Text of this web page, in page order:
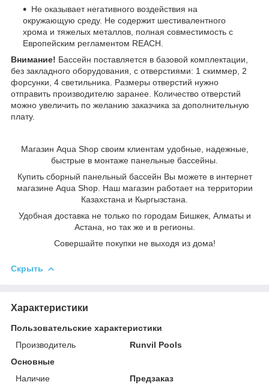
Не оказывает негативного воздействия на
окружающую среду. Не содержит шестивалентного
хрома и тяжелых металлов, полная совместимость с
Европейским регламентом REACH.
Внимание! Бассейн поставляется в базовой комплектации,
без закладного оборудования, с отверстиями: 1 скиммер, 2
форсунки, 4 светильника. Размеры отверстий нужно
отправить производителю заранее. Количество отверстий
можно увеличить по желанию заказчика за дополнительную
плату.
Магазин Aqua Shop своим клиентам удобные, надежные,
быстрые в монтаже панельные бассейны.
Купить сборный панельный бассейн Вы можете в интернет
магазине Aqua Shop. Наш магазин работает на территории
Казахстана и Кыргызстана.
Удобная доставка не только по городам Бишкек, Алматы и
Астана, но так же и в регионы.
Совершайте покупки не выходя из дома!
Скрыть
Характеристики
Пользовательские характеристики
Производитель
Runvil Pools
Основные
Наличие
Предзаказ